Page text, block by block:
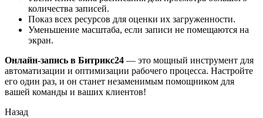
количества записей.
Показ всех ресурсов для оценки их загруженности.
Уменьшение масштаба, если записи не помещаются на
экран.
Онлайн-запись в Битрикс24 — это мощный инструмент для
автоматизации и оптимизации рабочего процесса. Настройте
его один раз, и он станет незаменимым помощником для
вашей команды и ваших клиентов!
Назад